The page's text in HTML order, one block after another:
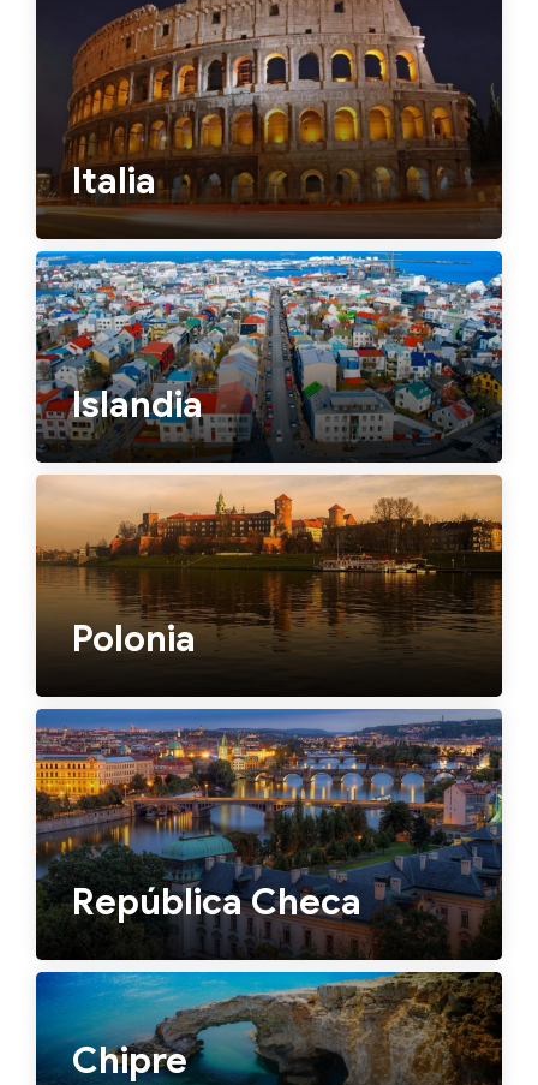
Italia
Islandia
Polonia
República Checa
Chipre